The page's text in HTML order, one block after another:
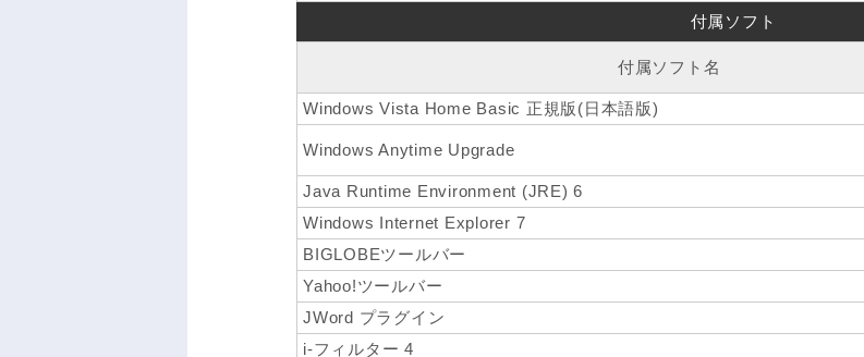
付属ソフト
付属ソフト名
Windows Vista Home Basic 正規版(日本語版)
Windows Anytime Upgrade
Java Runtime Environment (JRE) 6
Windows Internet Explorer 7
BIGLOBEツールバー
Yahoo!ツールバー
JWord プラグイン
i-フィルター 4